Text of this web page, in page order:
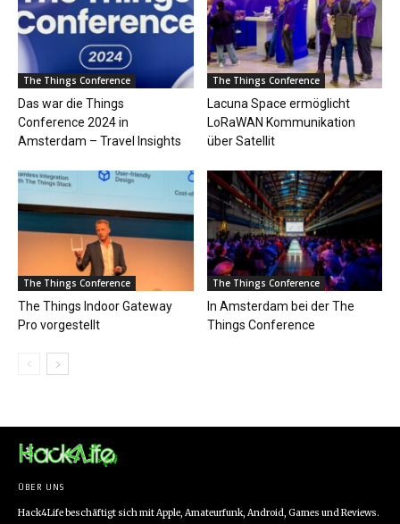
The Things Conference
Das war die Things
Conference 2024 in
Amsterdam – Travel Insights
The Things Conference
Lacuna Space ermöglicht
LoRaWAN Kommunikation
über Satellit
The Things Conference
The Things Indoor Gateway
Pro vorgestellt
The Things Conference
In Amsterdam bei der The
Things Conference
ÜBER UNS
Hack4Life beschäftigt sich mit Apple, Amateurfunk, Android, Games und Reviews.